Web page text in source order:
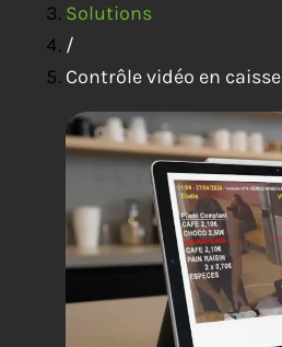
Solutions
/
Contrôle vidéo en caisse